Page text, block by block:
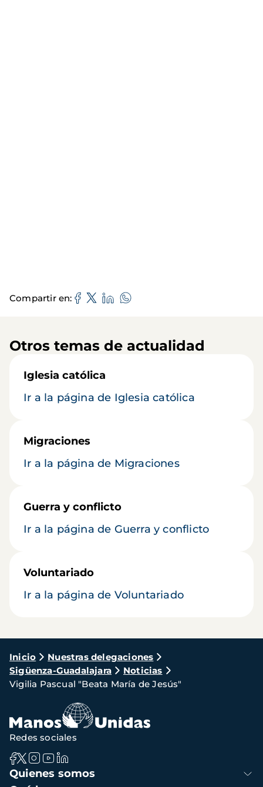
Compartir en
Otros temas de actualidad
Iglesia católica
Ir a la página de Iglesia católica
Migraciones
Ir a la página de Migraciones
Guerra y conflicto
Ir a la página de Guerra y conflicto
Voluntariado
Ir a la página de Voluntariado
Ruta
de
navegación
Inicio
Nuestras delegaciones
Sigüenza-Guadalajara
Noticias
Vigilia Pascual "Beata María de Jesús"
Navegación
principal
Quienes somos
Redes sociales